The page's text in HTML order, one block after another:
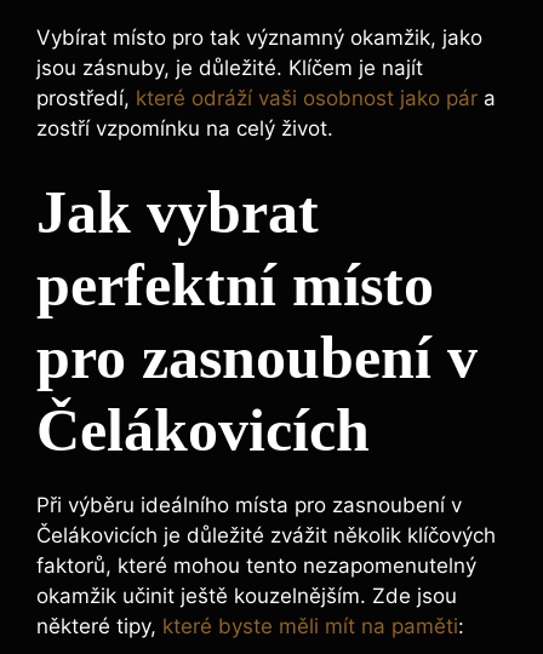
Vybírat místo pro tak významný okamžik, jako
jsou zásnuby, je důležité. Klíčem je najít
prostředí, které odráží vaši osobnost jako pár a
zostří vzpomínku na celý život.
Jak vybrat
perfektní místo
pro zasnoubení v
Čelákovicích
Při výběru ideálního místa pro zasnoubení v
Čelákovicích je důležité zvážit několik klíčových
faktorů, které mohou tento nezapomenutelný
okamžik učinit ještě kouzelnějším. Zde jsou
některé tipy, které byste měli mít na paměti: